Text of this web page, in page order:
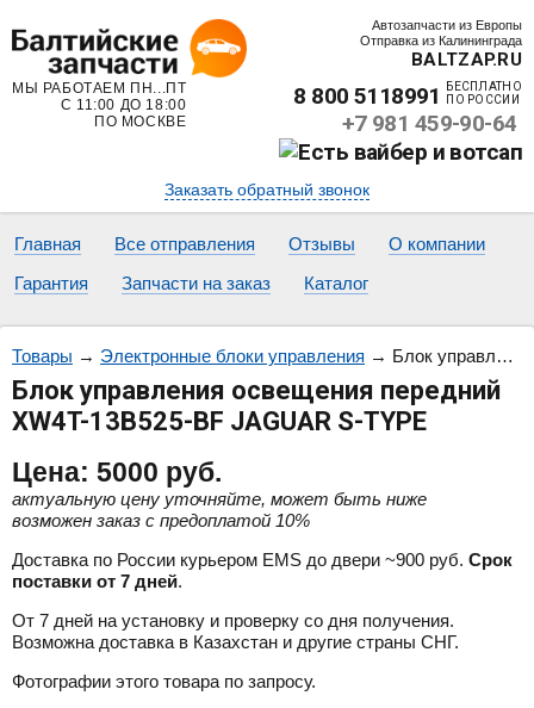
Автозапчасти из Европы
Отправка из Калининграда
BALTZAP.RU
МЫ РАБОТАЕМ ПН...ПТ
С 11:00 ДО 18:00
ПО МОСКВЕ
8 800 5118991
БЕСПЛАТНО
ПО РОССИИ
+7 981 459-90-64
Заказать обратный звонок
Главная Все отправления Отзывы
О компании
Гарантия
Запчасти на заказ Каталог
Товары → Электронные блоки управления → Блок управления освещения передний XW4T-13B525-BF JAGUAR S-TYPE
Блок управления освещения передний
XW4T-13B525-BF JAGUAR S-TYPE
Цена: 5000 руб.
актуальную цену уточняйте, может быть ниже
возможен заказ с предоплатой 10%
Доставка по России курьером EMS до двери ~900 руб. Срок
поставки от 7 дней.
От 7 дней на установку и проверку со дня получения.
Возможна доставка в Казахстан и другие страны СНГ.
Фотографии этого товара по запросу.